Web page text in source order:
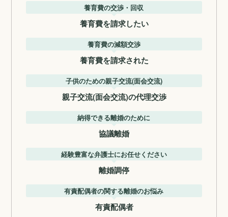
養育費の交渉・回収
養育費を請求したい
養育費の減額交渉
養育費を請求された
子供のための親子交流(面会交流)
親子交流(面会交流)の代理交渉
納得できる離婚のために
協議離婚
経験豊富な弁護士にお任せください
離婚調停
有責配偶者の関する離婚のお悩み
有責配偶者